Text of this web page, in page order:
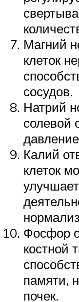
Магний
клеток
сосудов.
Натрий
солевой
Калий
клеток
Фосфор
костной
памяти,
почек.